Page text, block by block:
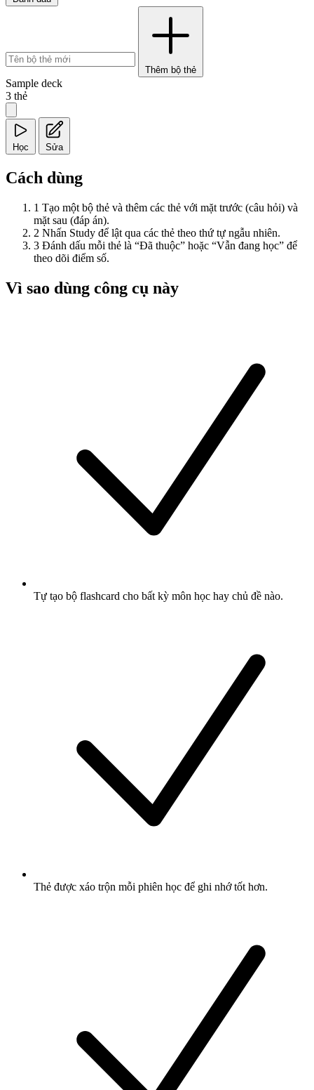
Thêm bộ thẻ
Sample deck
3 thẻ
Học Sửa
Cách dùng
1 Tạo một bộ thẻ và thêm các thẻ với mặt trước (câu hỏi) và
mặt sau (đáp án).
2 Nhấn Study để lật qua các thẻ theo thứ tự ngẫu nhiên.
3 Đánh dấu mỗi thẻ là “Đã thuộc” hoặc “Vẫn đang học” để
theo dõi điểm số.
Vì sao dùng công cụ này
Tự tạo bộ flashcard cho bất kỳ môn học hay chủ đề nào.
Thẻ được xáo trộn mỗi phiên học để ghi nhớ tốt hơn.